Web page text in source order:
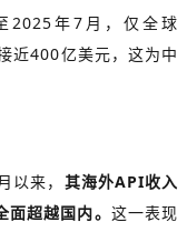
2025年7月，仅全球
近400亿美元，这为中
来， 其海外API收入
超越国内。 这一表现